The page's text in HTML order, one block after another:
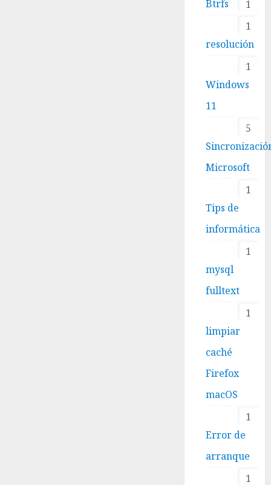
1
Btrfs
1
resolución
1
Windows
11
5
Microsoft
1
Tips de
informática
1
mysql
fulltext
1
limpiar
caché
Firefox
macOS
1
Error de
arranque
1